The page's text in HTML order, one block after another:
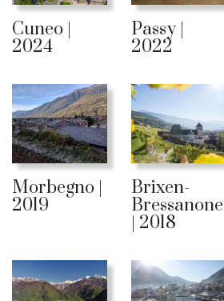
Cuneo |
2024
Passy |
2022
Morbegno |
2019
Brixen-
Bressanone
| 2018